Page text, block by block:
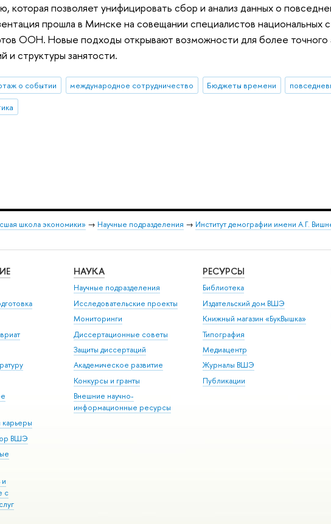
которая позволяет унифицировать сбор и анализ данных о
прошла в Минске на совещании специалистов национальных
ООН. Новые подходы открывают возможности для более точного
и структуры занятости.
о событии международное сотрудничество Бюджеты времени
школа экономики» → Научные подразделения → Институт демографии имени А.Г.
карьеры
ВШЭ
с
НАУКА
Научные подразделения
Исследовательские проекты
Мониторинги
Диссертационные советы
Защиты диссертаций
Академическое развитие
Конкурсы и гранты
Внешние научно-
информационные ресурсы
РЕСУРСЫ
Библиотека
Издательский дом ВШЭ
Книжный магазин «БукВышка»
Типография
Медиацентр
Журналы ВШЭ
Публикации